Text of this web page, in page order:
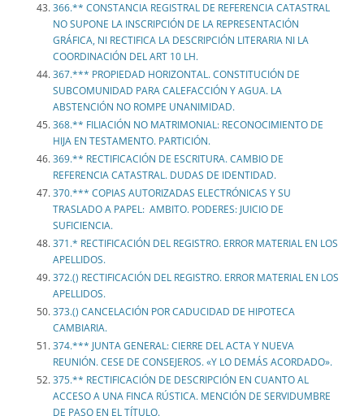
366.** CONSTANCIA REGISTRAL DE REFERENCIA CATASTRAL
NO SUPONE LA INSCRIPCIÓN DE LA REPRESENTACIÓN
GRÁFICA, NI RECTIFICA LA DESCRIPCIÓN LITERARIA NI LA
COORDINACIÓN DEL ART 10 LH.
367.*** PROPIEDAD HORIZONTAL. CONSTITUCIÓN DE
SUBCOMUNIDAD PARA CALEFACCIÓN Y AGUA. LA
ABSTENCIÓN NO ROMPE UNANIMIDAD.
368.** FILIACIÓN NO MATRIMONIAL: RECONOCIMIENTO DE
HIJA EN TESTAMENTO. PARTICIÓN.
369.** RECTIFICACIÓN DE ESCRITURA. CAMBIO DE
REFERENCIA CATASTRAL. DUDAS DE IDENTIDAD.
370.*** COPIAS AUTORIZADAS ELECTRÓNICAS Y SU
TRASLADO A PAPEL: AMBITO. PODERES: JUICIO DE
SUFICIENCIA.
371.* RECTIFICACIÓN DEL REGISTRO. ERROR MATERIAL EN LOS
APELLIDOS.
372.() RECTIFICACIÓN DEL REGISTRO. ERROR MATERIAL EN LOS
APELLIDOS.
373.() CANCELACIÓN POR CADUCIDAD DE HIPOTECA
CAMBIARIA.
374.*** JUNTA GENERAL: CIERRE DEL ACTA Y NUEVA
REUNIÓN. CESE DE CONSEJEROS. «Y LO DEMÁS ACORDADO».
375.** RECTIFICACIÓN DE DESCRIPCIÓN EN CUANTO AL
ACCESO A UNA FINCA RÚSTICA. MENCIÓN DE SERVIDUMBRE
DE PASO EN EL TÍTULO.